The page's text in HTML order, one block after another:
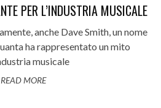
PER L’INDUSTRIA MUSICALE
anche Dave Smith, un nome
ha rappresentato un mito
musicale
READ MORE